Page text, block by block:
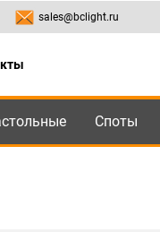
sales@bclight.ru
sales@bclight.ru
Споты